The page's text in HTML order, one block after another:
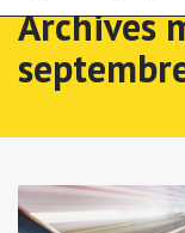
Archives